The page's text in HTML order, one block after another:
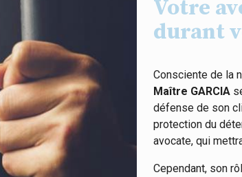
Votre
durant
Consciente de la
Maître GARCIA
défense de son
protection du
avocate, qui
Cependant, son